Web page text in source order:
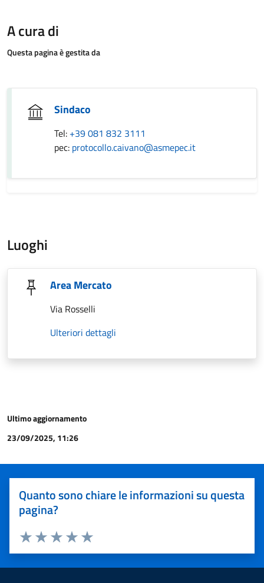
A cura di
Questa pagina è gestita da
Sindaco
Tel: +39 081 832 3111
pec: protocollo.caivano@asmepec.it
Luoghi
Area Mercato
Via Rosselli
Ulteriori dettagli
Ultimo aggiornamento
23/09/2025, 11:26
Quanto sono chiare le informazioni su questa
pagina?
Valuta 5 stelle su 5
Valuta 4 stelle su 5
Valuta 3 stelle su 5
Valuta 2 stelle su 5
Valuta 1 stelle su 5